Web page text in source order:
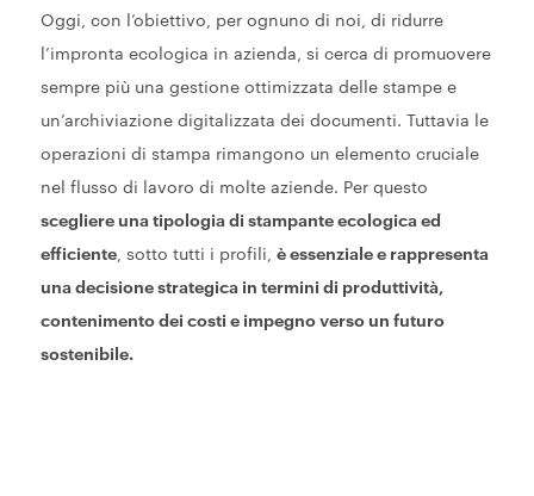
Oggi, con l’obiettivo, per ognuno di noi, di ridurre
l’impronta ecologica in azienda, si cerca di promuovere
sempre più una gestione ottimizzata delle stampe e
un’archiviazione digitalizzata dei documenti. Tuttavia le
operazioni di stampa rimangono un elemento cruciale
nel flusso di lavoro di molte aziende. Per questo
scegliere una tipologia di stampante ecologica ed
efficiente, sotto tutti i profili, è essenziale e rappresenta
una decisione strategica in termini di produttività,
contenimento dei costi e impegno verso un futuro
sostenibile.